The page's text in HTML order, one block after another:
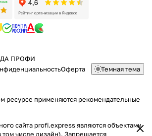
ПРОФИ
Оферта Темная тема
ресурсе применяются рекомендательные
сайта profi.express являются объектами
том числе дизайн). Запрещается